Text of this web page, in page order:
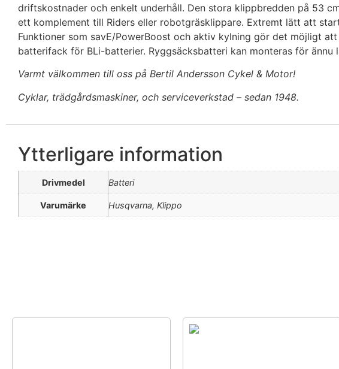
driftskostnader och enkelt underhåll. Den stora klippbredden på 53
ett komplement till Riders eller robotgräsklippare. Extremt lätt att
Funktioner som savE/PowerBoost och aktiv kylning gör det möjligt
batterifack för BLi-batterier. Ryggsäcksbatteri kan monteras för ännu
Varmt välkommen till oss på Bertil Andersson Cykel & Motor!
Cyklar, trädgårdsmaskiner, och serviceverkstad – sedan 1948.
Ytterligare information
Drivmedel Batteri
Varumärke Husqvarna, Klippo